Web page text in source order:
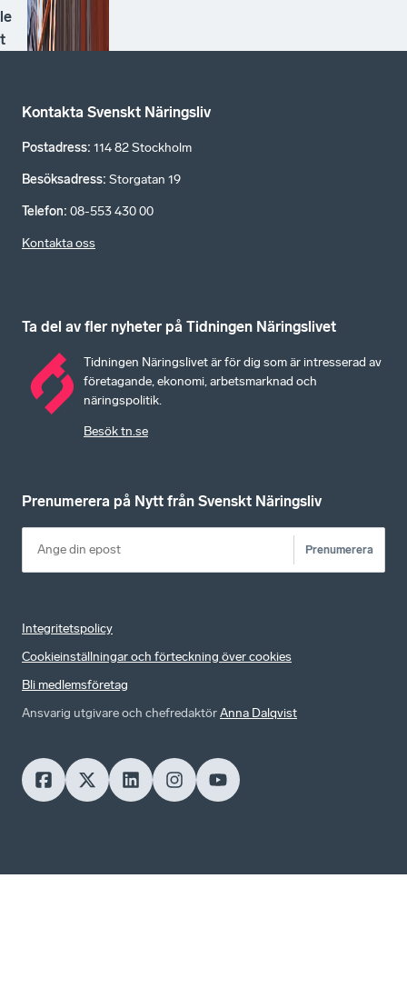
le
t
Kontakta Svenskt Näringsliv
Postadress: 114 82 Stockholm
Besöksadress: Storgatan 19
Telefon: 08-553 430 00
Kontakta oss
Ta del av fler nyheter på Tidningen Näringslivet
Tidningen Näringslivet är för dig som är intresserad av
företagande, ekonomi, arbetsmarknad och
näringspolitik.
Besök tn.se
Prenumerera på Nytt från Svenskt Näringsliv
Prenumerera
Integritetspolicy
Cookieinställningar och förteckning över cookies
Bli medlemsföretag
Ansvarig utgivare och chefredaktörAnna Dalqvist